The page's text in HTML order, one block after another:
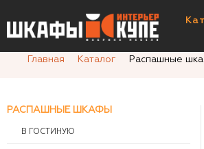
Главная
Каталог Распашные
РАСПАШНЫЕ ШКАФЫ
В ГОСТИНУЮ